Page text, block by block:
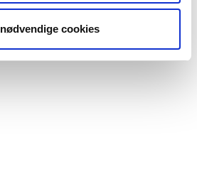
cookies
Stiftsgrænser
23 juli, 2026